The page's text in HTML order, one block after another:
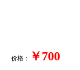
价格： ￥700